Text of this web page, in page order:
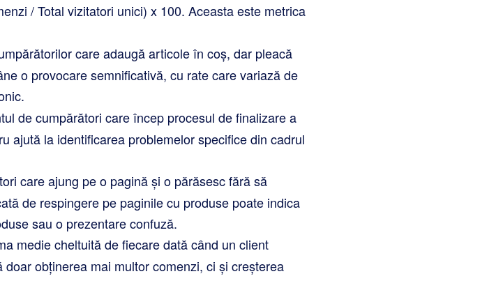
/ Total vizitatori unici) x 100. Aceasta este metrica
care adaugă articole în coș, dar pleacă
o provocare semnificativă, cu rate care variază de
de cumpărători care încep procesul de finalizare a
ajută la identificarea problemelor specifice din cadrul
care ajung pe o pagină și o părăsesc fără să
de respingere pe paginile cu produse poate indica
sau o prezentare confuză.
medie cheltuită de fiecare dată când un client
obținerea mai multor comenzi, ci și creșterea